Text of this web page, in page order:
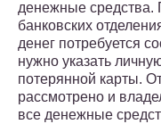
денежные средства.
банковских
денег потребуется
нужно указать
потерянной карты.
рассмотрено и
все денежные